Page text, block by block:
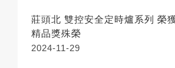
莊頭北 雙控安全定時爐系列 榮
精品獎殊榮
2024-11-29